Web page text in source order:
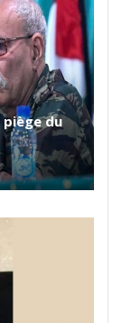
piège du